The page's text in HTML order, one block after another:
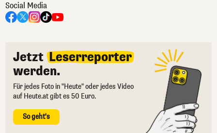
Social Media
Jetzt Leserreporter
werden.
Für jedes Foto in "Heute" oder jedes Video
auf Heute.at gibt es 50 Euro.
So geht's